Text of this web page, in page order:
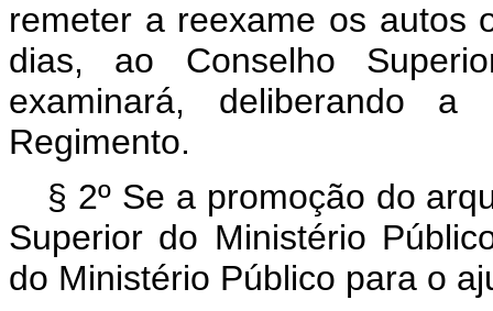
remeter a reexame os autos
dias, ao Conselho
examinará, deliberando a
Regimento.
§ 2º Se a promoção do
Superior do Ministério
do Ministério Público para o